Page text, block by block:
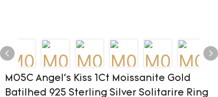
M05C Angel's Kiss 1Ct Moissanite Gold
Batilhed 925 Sterling Silver Solitarire Ring